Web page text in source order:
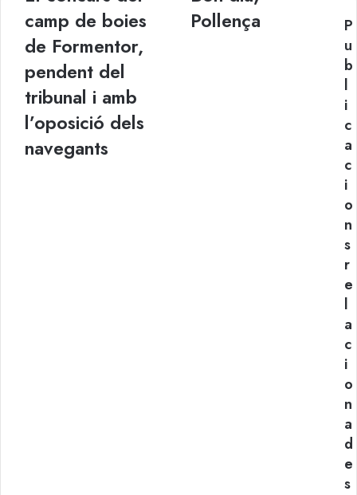
del
camp
de
boies
de
Formentor,
pendent
tribunal
camp de boies
de Formentor,
pendent del
tribunal i amb
l’oposició dels
navegants
Pollença
Pollença
P
u
b
l
i
c
a
c
i
o
n
s
r
e
l
a
c
i
o
n
a
d
e
s